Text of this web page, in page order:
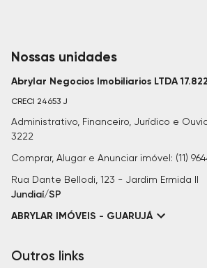
Nossas unidades
Abrylar Negocios Imobiliarios LTDA
CRECI 24653 J
Administrativo, Financeiro, Jurídico e
3222
Comprar, Alugar e Anunciar imóvel: (11)
Rua Dante Bellodi, 123 - Jardim Ermida II
Jundiaí/SP
ABRYLAR IMÓVEIS - GUARUJÁ
Outros links